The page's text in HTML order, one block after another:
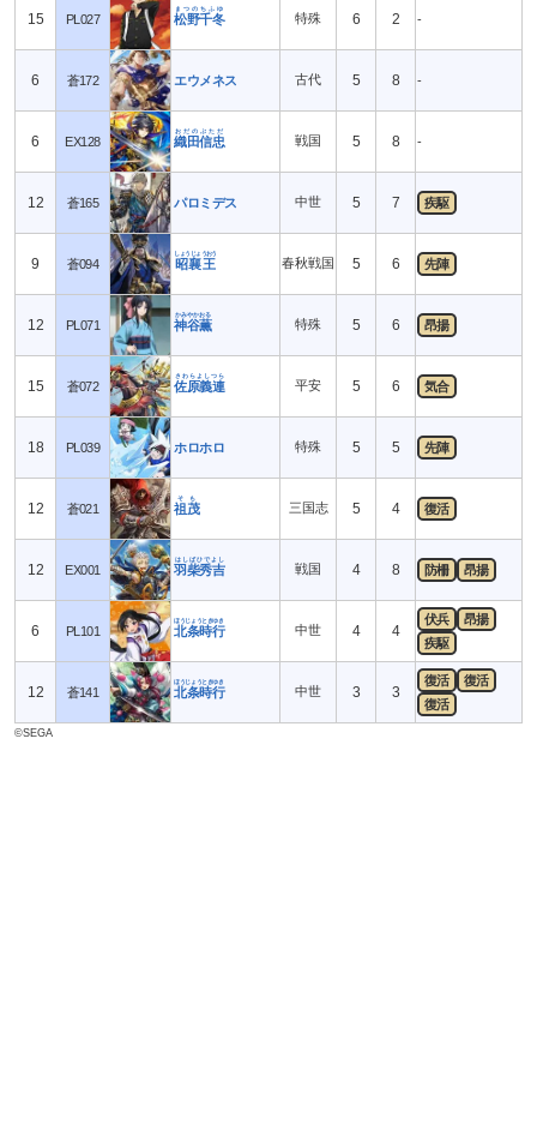
15 PL027 松野千冬
まつのちふゆ
特殊 6 2 -
6 蒼172 エウメネス 古代 5 8 -
6 EX128 織田信忠
おだのぶただ
戦国 5 8 -
12 蒼165 パロミデス 中世 5 7 疾駆
9 蒼094 昭襄王
しょうじょうおう
春秋戦国 5 6 先陣
12 PL071 神谷薫
かみやかおる
特殊 5 6 昂揚
15 蒼072 佐原義連
さわらよしつら
平安 5 6 気合
18 PL039 ホロホロ 特殊 5 5 先陣
12 蒼021 祖茂
そも
三国志 5 4 復活
12 EX001 羽柴秀吉
はしばひでよし
戦国 4 8 防柵 昂揚
6 PL101 北条時行
ほうじょうときゆき
中世 4 4
伏兵
昂揚
疾駆
12 蒼141 北条時行
ほうじょうときゆき
中世 3 3
復活
復活
復活
©SEGA